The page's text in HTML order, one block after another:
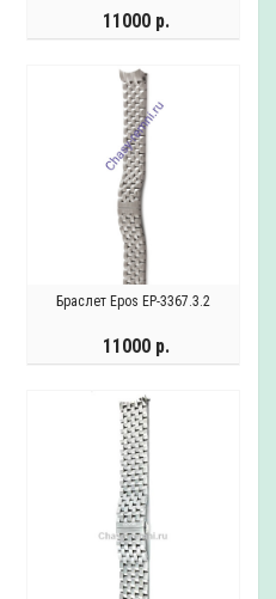
11000 р.
Браслет Epos EP-3367.3.2
11000 р.